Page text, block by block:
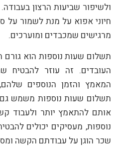
ולשיפור שביעות הרצון
חיוני אפוא על מנת לשמור על
מרגישים שמכבדים ומוערכים.
תשלום שעות נוספות הוא גורם
העובדים. זה עוזר להבטיח
המאמץ והזמן הנוספים
תשלום שעות נוספות משמש גם
אותם להתאמץ יותר ולעבוד
נוספות, מעסיקים יכולים
שכר הוגן על עבודתם הקשה